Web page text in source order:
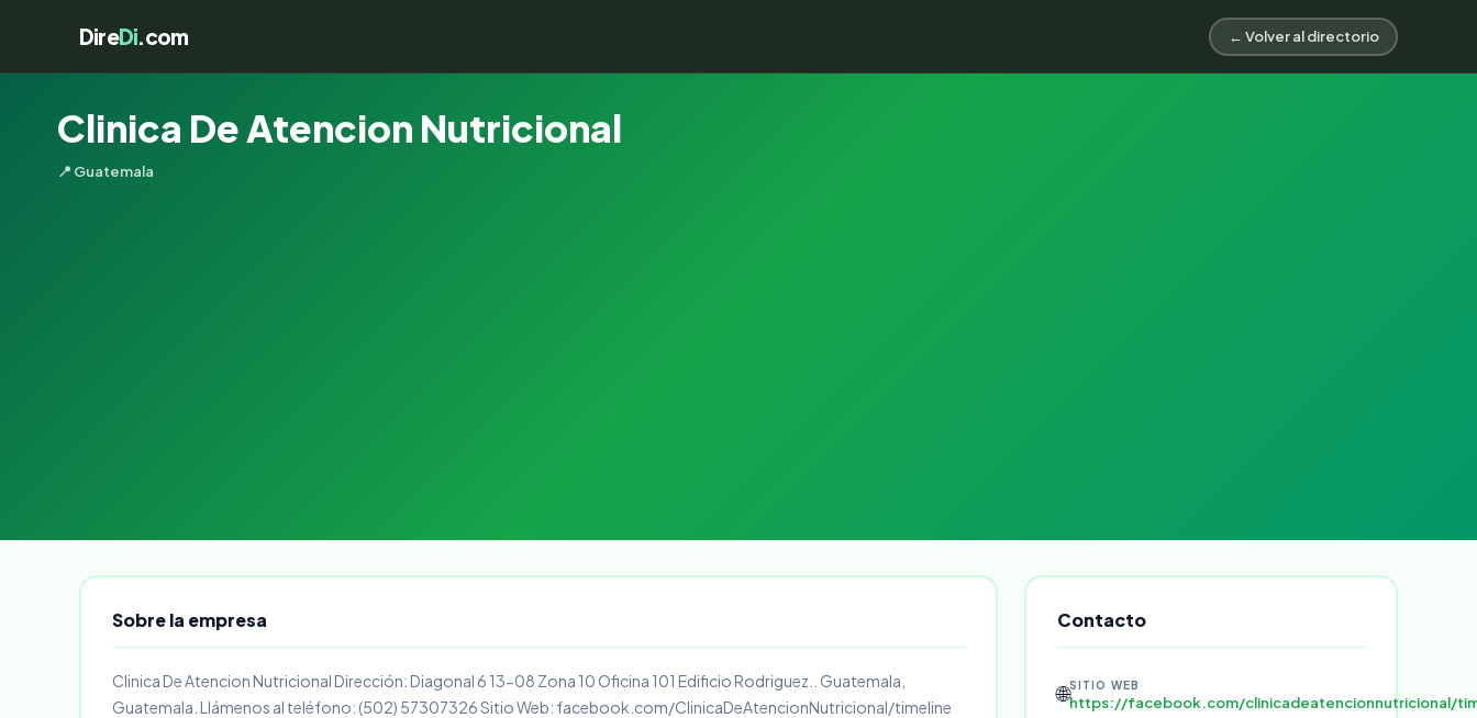
DireDi.com ← Volver al directorio
Clinica De Atencion Nutricional
📍 Guatemala
Sobre la empresa
Clinica De Atencion Nutricional Dirección: Diagonal 6 13-08 Zona 10 Oficina 101 Edificio Rodriguez.. Guatemala,
Guatemala. Llámenos al teléfono: (502) 57307326 Sitio Web: facebook.com/ClinicaDeAtencionNutricional/timeline
Contacto
🌐SITIO WEB
https://facebook.com/clinicadeatencionnutricional/